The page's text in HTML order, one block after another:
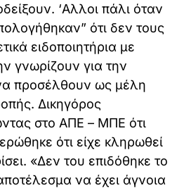
‘Αλλοι πάλι όταν
ότι δεν τους
ειδοποιητήρια με
γνωρίζουν για την
προσέλθουν ως μέλη
Δικηγόρος
στο ΑΠΕ – ΜΠΕ ότι
ότι είχε κληρωθεί
«Δεν του επιδόθηκε το
να έχει άγνοια